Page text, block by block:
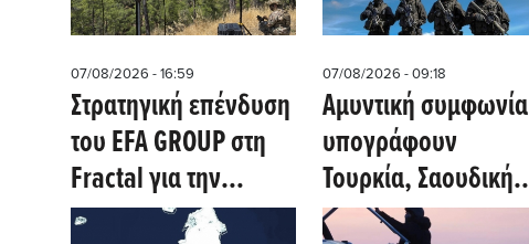
07/08/2026 - 16:59
Στρατηγική επένδυση
του EFA GROUP στη
Fractal για την
ανάπτυξη
07/08/2026 - 09:18
Αμυντική συμφωνία
υπογράφουν
Τουρκία, Σαουδική
Αραβία, Πακιστάν